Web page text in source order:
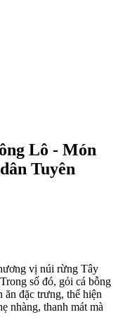
Lô - Món
Tuyên
vị núi rừng Tây
số đó, gỏi cá bỗng
đặc trưng, thể hiện
nhàng, thanh mát mà